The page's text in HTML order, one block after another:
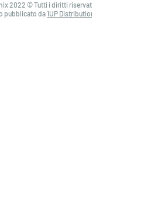
2022 © Tutti i diritti riservati
pubblicato da1UP Distribution